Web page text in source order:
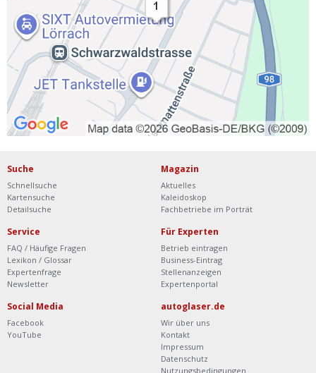
Suche
Schnellsuche
Kartensuche
Detailsuche
Magazin
Aktuelles
Kaleidoskop
Fachbetriebe im Porträt
Service
FAQ / Häufige Fragen
Lexikon / Glossar
Expertenfrage
Newsletter
Für Experten
Betrieb eintragen
Business-Eintrag
Stellenanzeigen
Expertenportal
Social Media
Facebook
YouTube
autoglaser.de
Wir über uns
Kontakt
Impressum
Datenschutz
Nutzungsbedingungen